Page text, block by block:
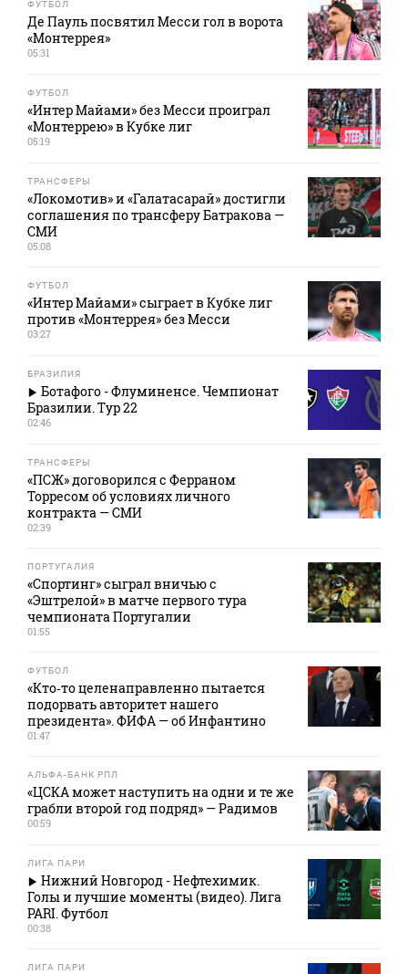
ФУТБОЛ
Де Пауль посвятил Месси гол в ворота
«Монтеррея»
05:31
ФУТБОЛ
«Интер Майами» без Месси проиграл
«Монтеррею» в Кубке лиг
05:19
ТРАНСФЕРЫ
«Локомотив» и «Галатасарай» достигли
соглашения по трансферу Батракова —
СМИ
05:08
ФУТБОЛ
«Интер Майами» сыграет в Кубке лиг
против «Монтеррея» без Месси
03:27
БРАЗИЛИЯ
Ботафого - Флуминенсе. Чемпионат
Бразилии. Тур 22
02:46
ТРАНСФЕРЫ
«ПСЖ» договорился с Ферраном
Торресом об условиях личного
контракта — СМИ
02:39
ПОРТУГАЛИЯ
«Спортинг» сыграл вничью с
«Эштрелой» в матче первого тура
чемпионата Португалии
01:55
ФУТБОЛ
«Кто‑то целенаправленно пытается
подорвать авторитет нашего
президента». ФИФА — об Инфантино
01:47
АЛЬФА-БАНК РПЛ
«ЦСКА может наступить на одни и те же
грабли второй год подряд» — Радимов
00:59
ЛИГА ПАРИ
Нижний Новгород - Нефтехимик.
Голы и лучшие моменты (видео). Лига
PARI. Футбол
00:38
ЛИГА ПАРИ